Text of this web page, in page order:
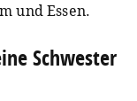
und Essen.
Schwester